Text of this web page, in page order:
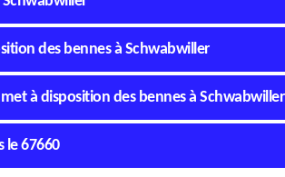
des bennes à Schwabwiller
à disposition des bennes à Schwabwiller
le 67660